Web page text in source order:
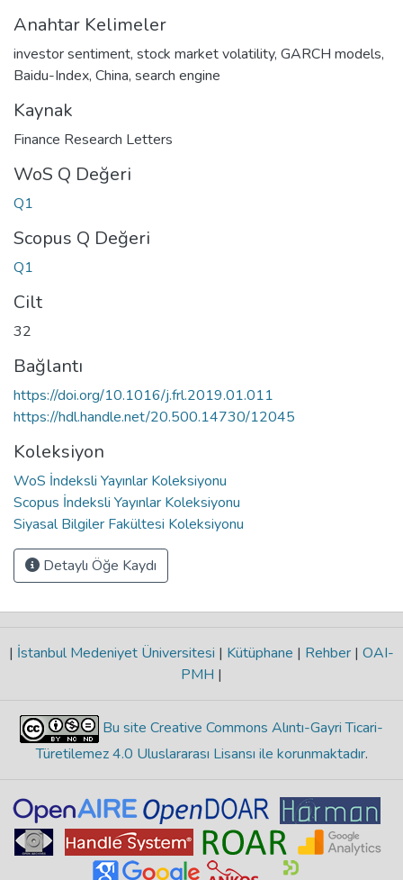
Anahtar Kelimeler
investor sentiment, stock market volatility, GARCH models,
Baidu-Index, China, search engine
Kaynak
Finance Research Letters
WoS Q Değeri
Q1
Scopus Q Değeri
Q1
Cilt
32
Bağlantı
https://doi.org/10.1016/j.frl.2019.01.011
https://hdl.handle.net/20.500.14730/12045
Koleksiyon
WoS İndeksli Yayınlar Koleksiyonu
Scopus İndeksli Yayınlar Koleksiyonu
Siyasal Bilgiler Fakültesi Koleksiyonu
Detaylı Öğe Kaydı
| İstanbul Medeniyet Üniversitesi | Kütüphane | Rehber | OAI-
PMH |
Bu site Creative Commons Alıntı-Gayri Ticari-
Türetilemez 4.0 Uluslararası Lisansı ile korunmaktadır.